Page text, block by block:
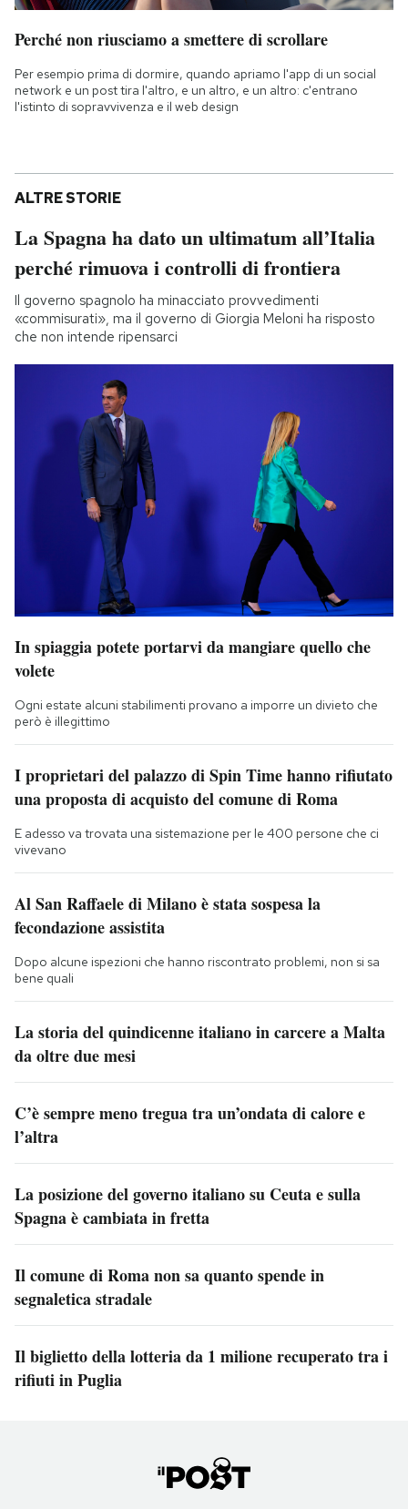
Perché non riusciamo a smettere di scrollare
Per esempio prima di dormire, quando apriamo l'app di un social
network e un post tira l'altro, e un altro, e un altro: c'entrano
l'istinto di sopravvivenza e il web design
ALTRE STORIE
La Spagna ha dato un ultimatum all’Italia
perché rimuova i controlli di frontiera
Il governo spagnolo ha minacciato provvedimenti
«commisurati», ma il governo di Giorgia Meloni ha risposto
che non intende ripensarci
In spiaggia potete portarvi da mangiare quello che
volete
Ogni estate alcuni stabilimenti provano a imporre un divieto che
però è illegittimo
I proprietari del palazzo di Spin Time hanno rifiutato
una proposta di acquisto del comune di Roma
E adesso va trovata una sistemazione per le 400 persone che ci
vivevano
Al San Raffaele di Milano è stata sospesa la
fecondazione assistita
Dopo alcune ispezioni che hanno riscontrato problemi, non si sa
bene quali
La storia del quindicenne italiano in carcere a Malta
da oltre due mesi
C’è sempre meno tregua tra un’ondata di calore e
l’altra
La posizione del governo italiano su Ceuta e sulla
Spagna è cambiata in fretta
Il comune di Roma non sa quanto spende in
segnaletica stradale
Il biglietto della lotteria da 1 milione recuperato tra i
rifiuti in Puglia